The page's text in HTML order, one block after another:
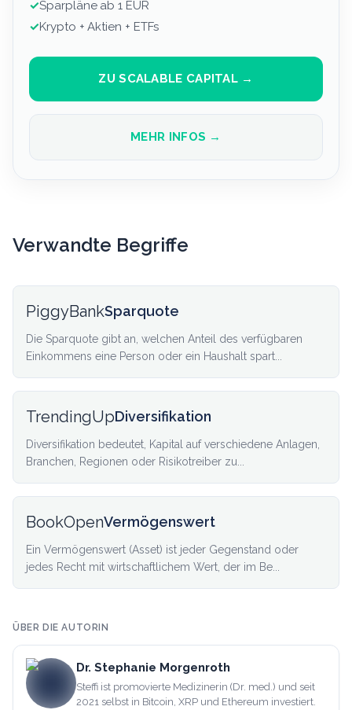
✓Sparpläne ab 1 EUR
✓Krypto + Aktien + ETFs
ZU SCALABLE CAPITAL →
MEHR INFOS →
Verwandte Begriffe
PiggyBankSparquote
Die Sparquote gibt an, welchen Anteil des verfügbaren
Einkommens eine Person oder ein Haushalt spart...
TrendingUpDiversifikation
Diversifikation bedeutet, Kapital auf verschiedene Anlagen,
Branchen, Regionen oder Risikotreiber zu...
BookOpenVermögenswert
Ein Vermögenswert (Asset) ist jeder Gegenstand oder
jedes Recht mit wirtschaftlichem Wert, der im Be...
ÜBER DIE AUTORIN
Dr. Stephanie Morgenroth
Steffi ist promovierte Medizinerin (Dr. med.) und seit
2021 selbst in Bitcoin, XRP und Ethereum investiert.